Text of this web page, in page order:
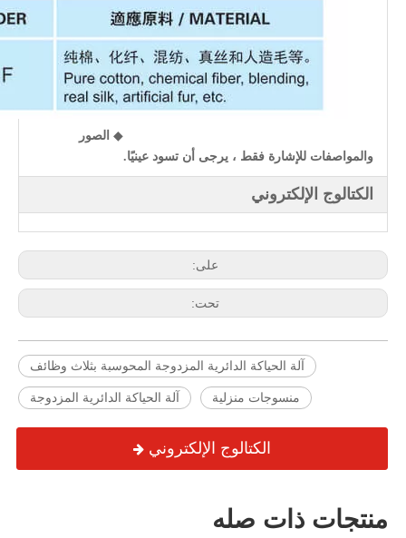
◆ الصور
والمواصفات للإشارة فقط ، يرجى أن تسود عينيًا.
الكتالوج الإلكتروني
على:
تحت:
آلة الحياكة الدائرية المزدوجة المحوسبة بثلاث وظائف
آلة الحياكة الدائرية المزدوجة منسوجات منزلية
الكتالوج الإلكتروني
منتجات ذات صله